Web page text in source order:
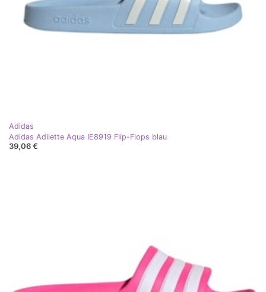
Adidas
Adidas Adilette Aqua IE8919 Flip-Flops blau
39,06 €